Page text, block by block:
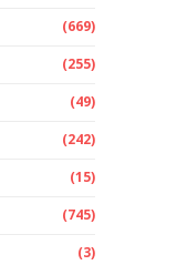
(669)
(255)
(49)
(242)
(15)
(745)
(3)